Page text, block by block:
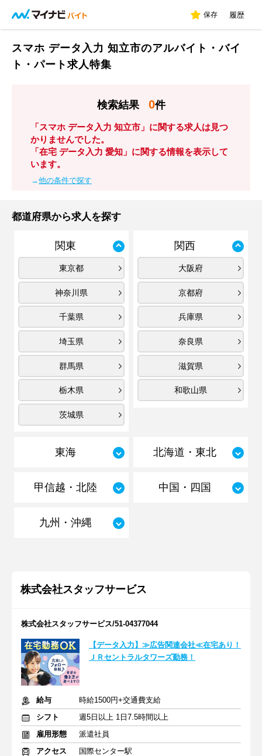
保存 履歴
スマホ データ入力 知立市のアルバイト・バイ
ト・パート求人特集
検索結果 0件
「スマホ データ入力 知立市」に関する求人は見つ
かりませんでした。
「在宅 データ入力 愛知」に関する情報を表示して
います。
→他の条件で探す
都道府県から求人を探す
関東
東京都
神奈川県
千葉県
埼玉県
群馬県
栃木県
茨城県
関西
大阪府
京都府
兵庫県
奈良県
滋賀県
和歌山県
東海 北海道・東北
甲信越・北陸 中国・四国
九州・沖縄
株式会社スタッフサービス
株式会社スタッフサービス/51-04377044
【データ入力】≫広告関連会社≪在宅あり！
ＪＲセントラルタワーズ勤務！
給与
時給1500円+交通費支給
シフト
週5日以上 1日7.5時間以上
雇用形態
派遣社員
アクセス
国際センター駅